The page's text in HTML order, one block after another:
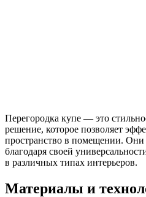
Перегородка купе — это
решение, которое позволяет
пространство в помещении.
благодаря своей
в различных типах интерьеров.
Материалы и